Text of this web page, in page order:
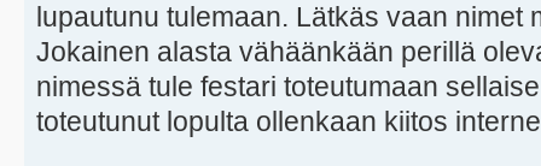
lupautunu tulemaan. Lätkäs vaan nimet
Jokainen alasta vähäänkään perillä
nimessä tule festari toteutumaan
toteutunut lopulta ollenkaan kiitos